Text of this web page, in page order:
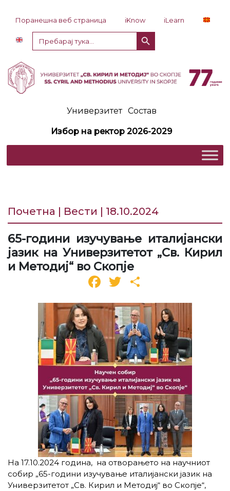
Поранешна веб страница iKnow
iLearn
Пребарај
за:
Копче за пребарување
Универзитет Состав
Избор на ректор 2026-2029
Почетна | Вести | 18.10.2024
65-години изучување италијански
јазик на Универзитетот „Св. Кирил
и Методиј“ во Скопје
Facebook
Twitter
На 17.10.2024 година, на отворањето на научниот
собир „65-години изучување италијански јазик на
Универзитетот „Св. Кирил и Методиј“ во Скопје“,